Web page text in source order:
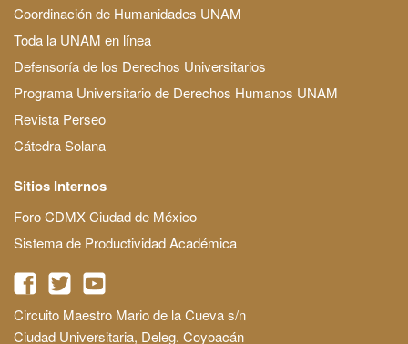
Coordinación de Humanidades UNAM
Toda la UNAM en línea
Defensoría de los Derechos Universitarios
Programa Universitario de Derechos Humanos UNAM
Revista Perseo
Cátedra Solana
Sitios Internos
Foro CDMX Ciudad de México
Sistema de Productividad Académica
Circuito Maestro Mario de la Cueva s/n
Ciudad Universitaria, Deleg. Coyoacán